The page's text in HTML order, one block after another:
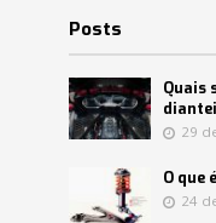
Posts
Quais
29
O que
24